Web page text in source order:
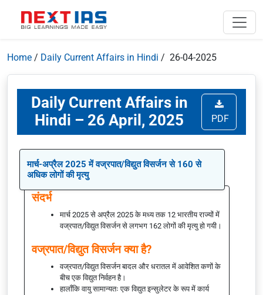
Home / Daily Current Affairs in Hindi / 26-04-2025
Daily Current Affairs in
Hindi – 26 April, 2025
PDF
मार्च-अप्रैल 2025 में वज्रपात/विद्युत विसर्जन से 160 से
अधिक लोगों की मृत्यु
संदर्भ
मार्च 2025 से अप्रैल 2025 के मध्य तक 12 भारतीय राज्यों में
वज्रपात/विद्युत विसर्जन से लगभग 162 लोगों की मृत्यु हो गयी।
वज्रपात/विद्युत विसर्जन क्या है?
वज्रपात/विद्युत विसर्जन बादल और धरातल में आवेशित कणों के
बीच एक विद्युत निर्वहन है।
हालाँकि वायु सामान्यतः एक विद्युत इन्सुलेटर के रूप में कार्य